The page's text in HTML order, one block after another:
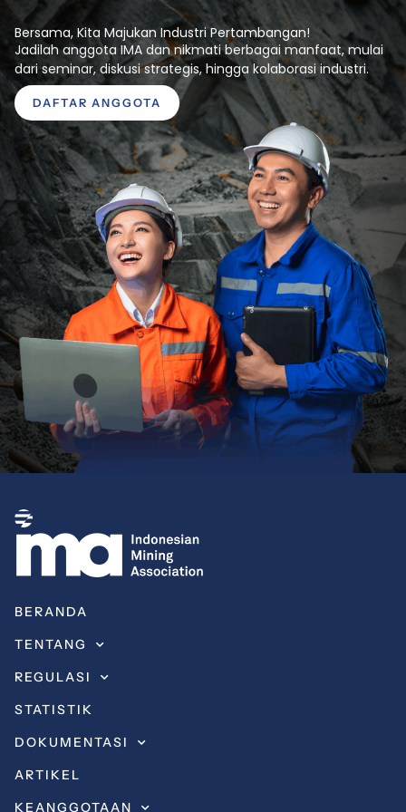
Bersama, Kita Majukan Industri Pertambangan!
Jadilah anggota IMA dan nikmati berbagai manfaat, mulai
dari seminar, diskusi strategis, hingga kolaborasi industri.
DAFTAR ANGGOTA
BERANDA
TENTANG
REGULASI
STATISTIK
DOKUMENTASI
ARTIKEL
KEANGGOTAAN